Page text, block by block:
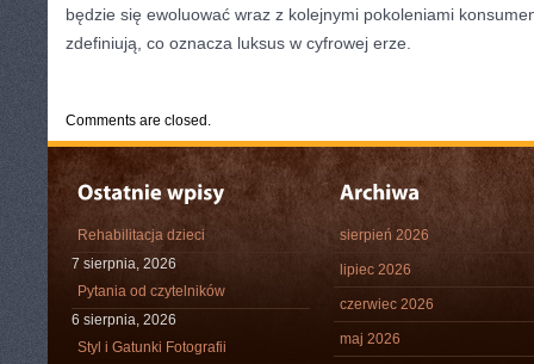
będzie się ewoluować wraz z kolejnymi pokoleniami
zdefiniują, co oznacza luksus w cyfrowej erze.
Comments are closed.
Rehabilitacja dzieci
7 sierpnia, 2026
Pytania od czytelników
6 sierpnia, 2026
Styl i Gatunki Fotografii
sierpień 2026
lipiec 2026
czerwiec 2026
maj 2026